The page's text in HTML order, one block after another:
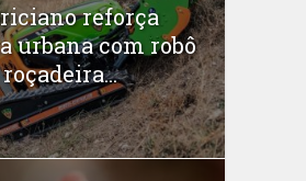
reforça
urbana com robô
roçadeira...